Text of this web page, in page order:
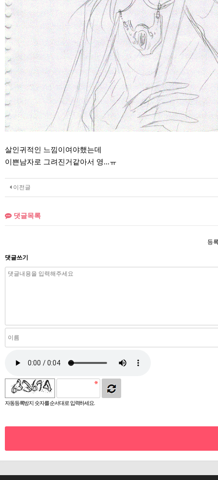
살인귀적인 느낌이여야했는데
이쁜남자로 그려진거같아서 영...ㅠ
이전글
댓글목록
등
댓글쓰기
자동등록방지 숫자를 순서대로 입력하세요.